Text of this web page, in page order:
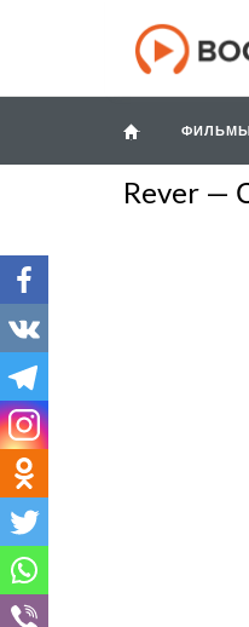
ФИЛЬМЫ
Rever —